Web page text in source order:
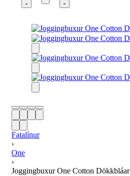
Fatalínur
›
One
›
Joggingbuxur One Cotton Dökkbláar